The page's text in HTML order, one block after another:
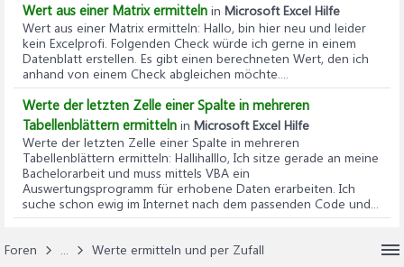
Wert aus einer Matrix ermitteln in Microsoft Excel Hilfe
Wert aus einer Matrix ermitteln: Hallo, bin hier neu und leider
kein Excelprofi. Folgenden Check würde ich gerne in einem
Datenblatt erstellen. Es gibt einen berechneten Wert, den ich
anhand von einem Check abgleichen möchte....
Werte der letzten Zelle einer Spalte in mehreren
Tabellenblättern ermitteln in Microsoft Excel Hilfe
Werte der letzten Zelle einer Spalte in mehreren
Tabellenblättern ermitteln: Hallihalllo, Ich sitze gerade an meine
Bachelorarbeit und muss mittels VBA ein
Auswertungsprogramm für erhobene Daten erarbeiten. Ich
suche schon ewig im Internet nach dem passenden Code und...
Foren ...
Werte ermitteln und per Zufall